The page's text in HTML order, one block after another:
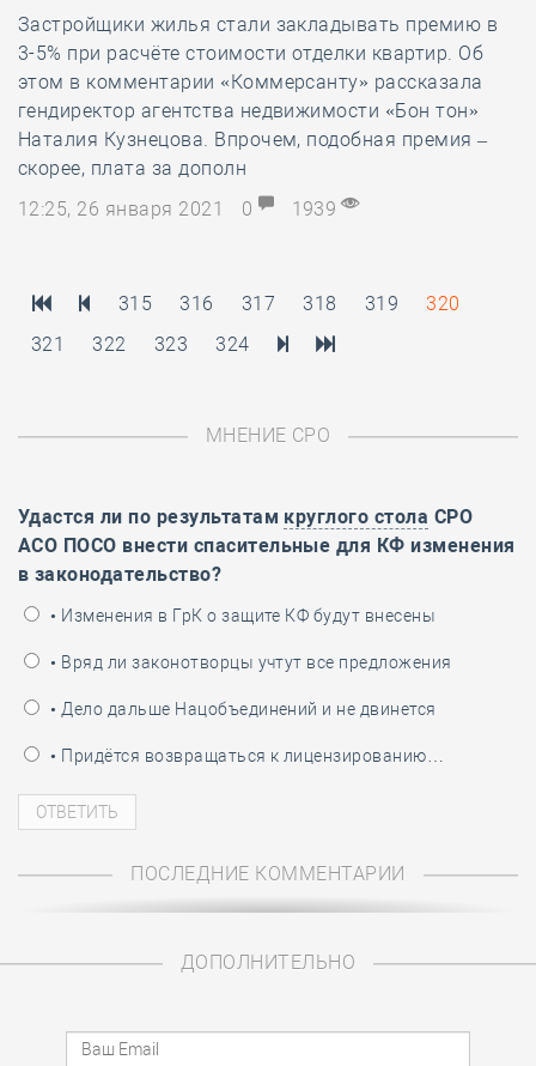
Застройщики жилья стали закладывать премию в
3-5% при расчёте стоимости отделки квартир. Об
этом в комментарии «Коммерсанту» рассказала
гендиректор агентства недвижимости «Бон тон»
Наталия Кузнецова. Впрочем, подобная премия –
скорее, плата за дополн
12:25, 26 января 2021
0 1939
315 316 317 318 319
320
321
322 323 324
МНЕНИЕ СРО
Удастся ли по результатам круглого стола СРО
АСО ПОСО внести спасительные для КФ изменения
в законодательство?
• Изменения в ГрК о защите КФ будут внесены
• Вряд ли законотворцы учтут все предложения
• Дело дальше Нацобъединений и не двинется
• Придётся возвращаться к лицензированию…
ПОСЛЕДНИЕ КОММЕНТАРИИ
ДОПОЛНИТЕЛЬНО